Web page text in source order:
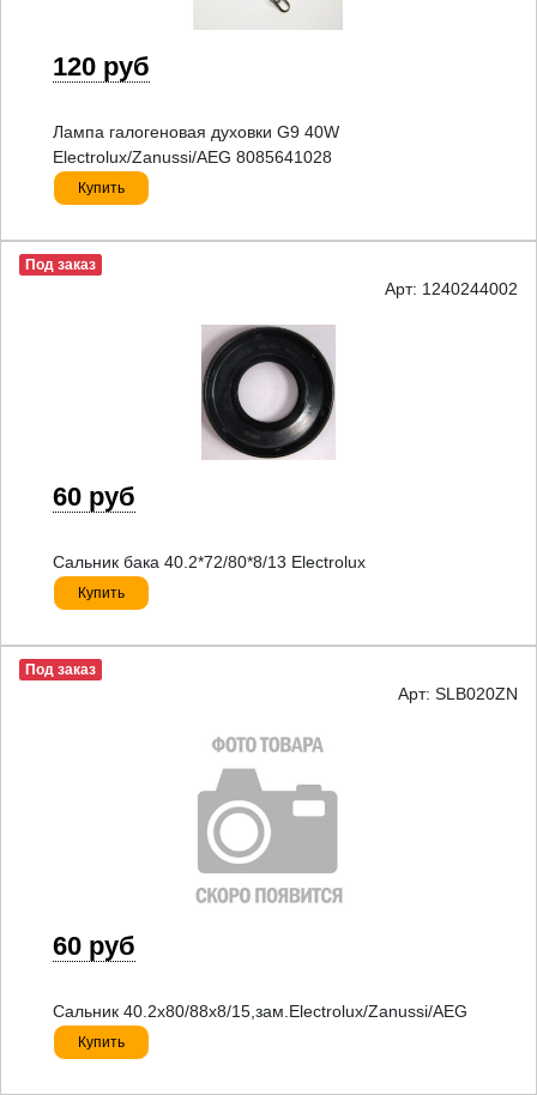
120 руб
Лампа галогеновая духовки G9 40W
Electrolux/Zanussi/AEG 8085641028
Купить
Под заказ
Арт: 1240244002
60 руб
Сальник бака 40.2*72/80*8/13 Electrolux
Купить
Под заказ
Арт: SLB020ZN
60 руб
Сальник 40.2x80/88x8/15,зам.Electrolux/Zanussi/AEG
Купить